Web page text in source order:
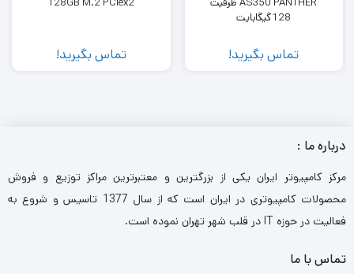
فضای داخل رک : 4 یونیت
فرکانس رم: 2666 مگاهرتز
پشتیبانی از حداکثر حافظه رم: 6 ترابایت
اسلات رم: 48 عدد اسلات رم DIMM
128گیگابایت
تماس بگیرید! تماس بگیرید!
درباره ما :
مرکز کامپیوتر ایران یکی از بزرگترین و معتبرترین مراکز توزیع و فروش
محصولات کامپیوتری در ایران است که از سال 1377 تاسیس و شروع به
فعالیت در حوزه IT در قلب شهر تهران نموده است.
تماس با ما